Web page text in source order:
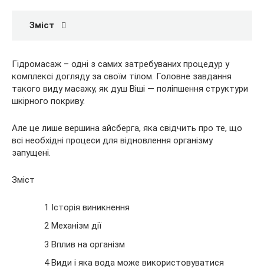
Зміст
Гідромасаж – одні з самих затребуваних процедур у
комплексі догляду за своїм тілом. Головне завдання
такого виду масажу, як душ Віші — поліпшення структури
шкірного покриву.
Але це лише вершина айсберга, яка свідчить про те, що
всі необхідні процеси для відновлення організму
запущені.
Зміст
1 Історія виникнення
2 Механізм дії
3 Вплив на організм
4 Види і яка вода може використовуватися